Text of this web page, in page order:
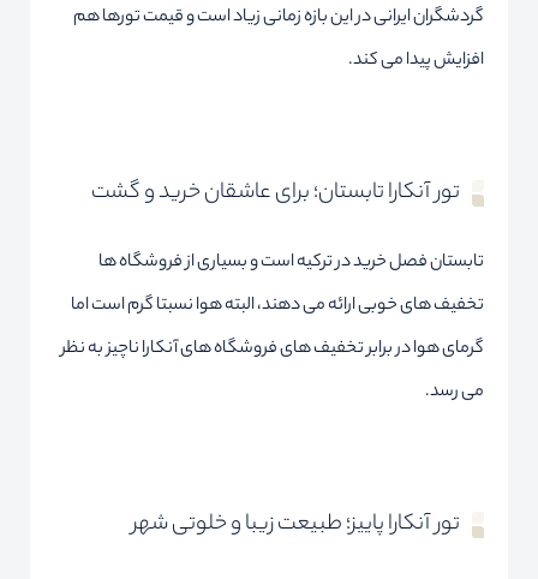
گردشگران ایرانی در این بازه زمانی زیاد است و قیمت تورها هم
افزایش پیدا می کند.
تور آنکارا تابستان؛ برای عاشقان خرید و گشت
تابستان فصل خرید در ترکیه است و بسیاری از فروشگاه ها
تخفیف های خوبی ارائه می دهند، البته هوا نسبتا گرم است اما
گرمای هوا در برابر تخفیف های فروشگاه های آنکارا ناچیز به نظر
می رسد.
تور آنکارا پاییز؛ طبیعت زیبا و خلوتی شهر